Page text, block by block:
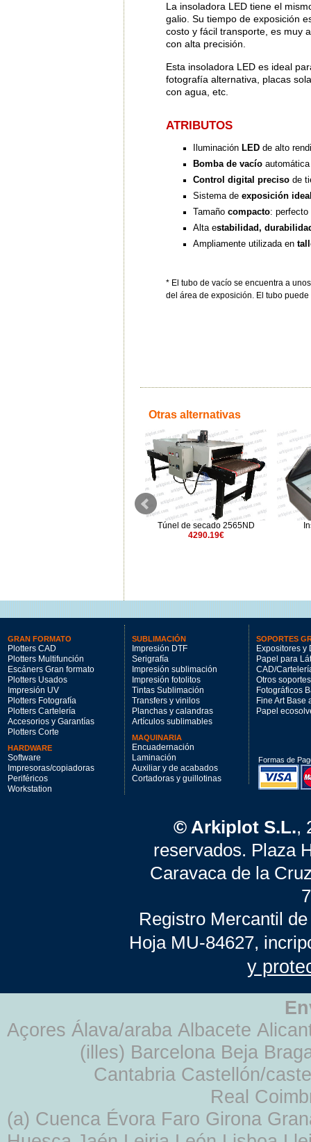
La insoladora LED tiene el
galio. Su tiempo de exposición
costo y fácil transporte, es muy
con alta precisión.
Esta insoladora LED es ideal
fotografía alternativa, placas
con agua, etc.
ATRIBUTOS
Iluminación LED de alto
Bomba de vacío
Control digital precisode
Sistema de exposición
Tamaño compacto: perfecto
Alta estabilidad,
Ampliamente utilizada en
* El tubo de vacío se encuentra a
del área de exposición. El tubo
Otras alternativas
Flash de presecado FSH1650
Túnel de secado 2565ND
4290.19€
GRAN FORMATO
Plotters CAD
Plotters Multifunción
Escáners Gran formato
Plotters Usados
Impresión UV
Plotters Fotografía
Plotters Cartelería
Accesorios y Garantías
Plotters Corte
HARDWARE
Software
Impresoras/copiadoras
Periféricos
Workstation
SUBLIMACIÓN
Impresión DTF
Serigrafía
Impresión sublimación
Impresión fotolitos
Tintas Sublimación
Transfers y vinilos
Planchas y calandras
Artículos sublimables
MAQUINARIA
Encuadernación
Laminación
Auxiliar y de acabados
Cortadoras y guillotinas
SOPORTES
Expositores y
Papel para
CAD/
Otros soportes
Fotográficos
Fine Art Base
Papel
Formas de
© Arkiplot S.L.,
reservados. Plaza
Caravaca de la
Registro Mercantil
Hoja MU-84627,
y
Açores Álava/araba Albacete
(illes) Barcelona Beja
Cantabria Castellón/
Real
(a) Cuenca Évora Faro Girona